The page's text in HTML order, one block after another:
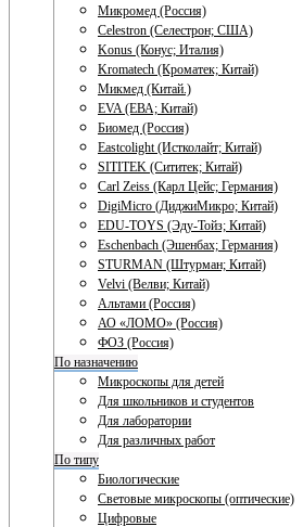
Микромед (Россия)
Celestron (Селестрон; США)
Konus (Конус; Италия)
Kromatech (Кроматек; Китай)
Микмед (Китай.)
EVA (ЕВА; Китай)
Биомед (Россия)
Eastcolight (Истколайт; Китай)
SITITEK (Сититек; Китай)
Carl Zeiss (Карл Цейс; Германия)
DigiMicro (ДиджиМикро; Китай)
EDU-TOYS (Эду-Тойз; Китай)
Eschenbach (Эшенбах; Германия)
STURMAN (Штурман; Китай)
Velvi (Велви; Китай)
Альтами (Россия)
АО «ЛОМО» (Россия)
ФОЗ (Россия)
По назначению
Микроскопы для детей
Для школьников и студентов
Для лаборатории
Для различных работ
По типу
Биологические
Световые микроскопы (оптические)
Цифровые